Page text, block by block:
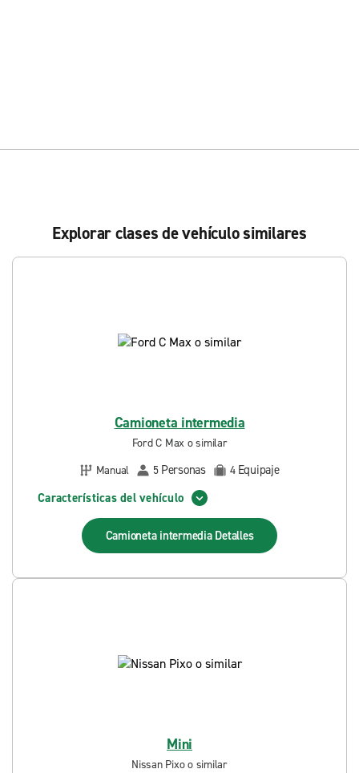
Explorar clases de vehículo similares
Camioneta intermedia
Ford C Max o similar
Manual
5 Personas 4 Equipaje
Características del vehículo
Camioneta intermedia Detalles
Mini
Nissan Pixo o similar